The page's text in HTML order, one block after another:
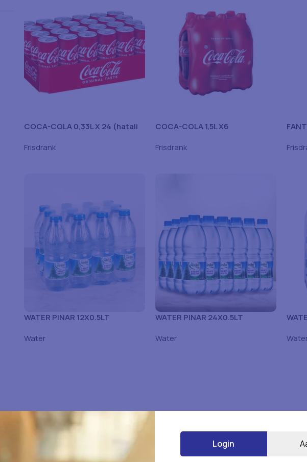
COCA-COLA 0,33L X 24 (hatali
Frisdrank
COCA-COLA 1,5L X6
Frisdrank
WATER PINAR 12X0.5LT
Water
WATER PINAR 24X0.5LT
Water
Login